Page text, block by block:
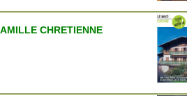
CHRETIENNE